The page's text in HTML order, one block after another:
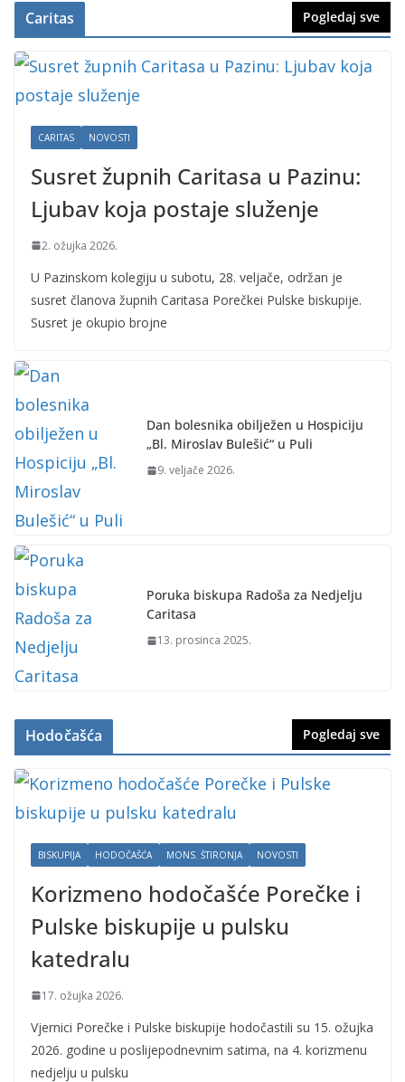
Caritas Pogledaj sve
CARITAS NOVOSTI
Susret župnih Caritasa u Pazinu:
Ljubav koja postaje služenje
2. ožujka 2026.
U Pazinskom kolegiju u subotu, 28. veljače, održan je
susret članova župnih Caritasa Porečkei Pulske biskupije.
Susret je okupio brojne
Dan bolesnika obilježen u Hospiciju
„Bl. Miroslav Bulešić“ u Puli
9. veljače 2026.
Poruka biskupa Radoša za Nedjelju
Caritasa
13. prosinca 2025.
Hodočašća Pogledaj sve
BISKUPIJA HODOČAŠĆA MONS. ŠTIRONJA NOVOSTI
Korizmeno hodočašće Porečke i
Pulske biskupije u pulsku
katedralu
17. ožujka 2026.
Vjernici Porečke i Pulske biskupije hodočastili su 15. ožujka
2026. godine u poslijepodnevnim satima, na 4. korizmenu
nedjelju u pulsku